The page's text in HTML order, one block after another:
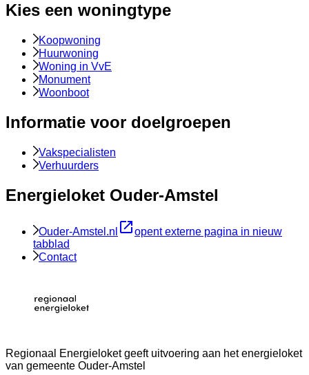
Kies een woningtype
Koopwoning
Huurwoning
Woning in VvE
Monument
Woonboot
Informatie voor doelgroepen
Vakspecialisten
Verhuurders
Energieloket Ouder-Amstel
Ouder-Amstel.nl
opent externe pagina in nieuw
tabblad
Contact
Regionaal Energieloketgeeft uitvoering aan het energieloket
van gemeente Ouder-Amstel